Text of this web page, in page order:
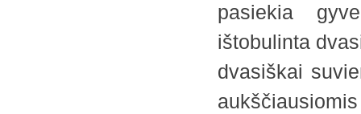
pasiekia
ištobulinta
dvasiškai